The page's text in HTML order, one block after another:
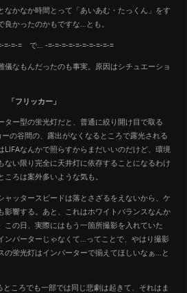
なかなか時間とって「あいあむ・たっくん」をす
かったのかもですな…とも。
=-=-= で… -=-=-=-=-=-=-=-=-=-=
儀なもんだったのも事実。原因はシチュエーショ
「フリッカー」
ター型の蛍光灯だと、普通に絞り開け目で取る
の谷間の、露出がなくなるところで露光される
LIFAなんかで照らすからまだいいのだけど、環境
ない限り完全に天井灯に依存することになるわけ
ろは案外多いような気も。
ャッタースピードは落とさざるをえないから、ケ
影響する。あと、これはホワイトバランスなんか
この日、実際にはもう一箇所撮影を入れていた
ンバーターじゃなくて…ってことで、やはり撮影
の蛍光灯はインバーターで揃えてほしいなぁ…と
ころでも一部では同じ悲劇は起きて、それはま